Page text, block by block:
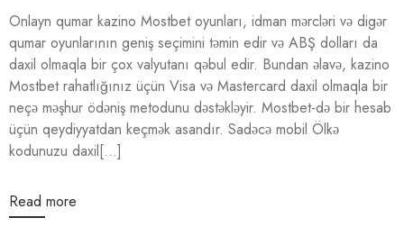
Onlayn qumar kazino Mostbet oyunları, idman mərcləri və digər
qumar oyunlarının geniş seçimini təmin edir və ABŞ dolları da
daxil olmaqla bir çox valyutanı qəbul edir. Bundan əlavə, kazino
Mostbet rahatlığınız üçün Visa və Mastercard daxil olmaqla bir
neçə məşhur ödəniş metodunu dəstəkləyir. Mostbet-də bir hesab
üçün qeydiyyatdan keçmək asandır. Sadəcə mobil Ölkə
kodunuzu daxil[...]
Read more